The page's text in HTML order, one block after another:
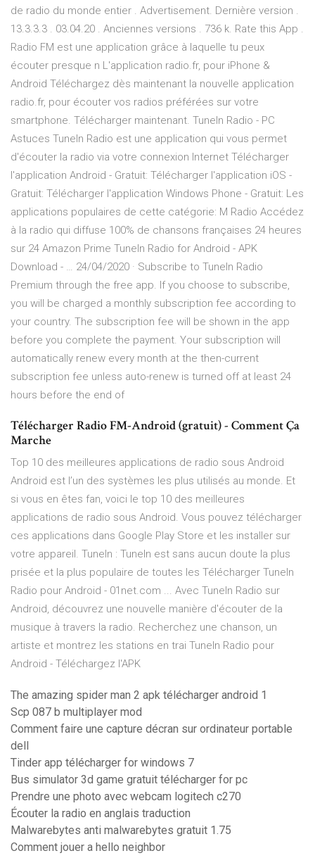
de radio du monde entier . Advertisement. Dernière version .
13.3.3.3 . 03.04.20 . Anciennes versions . 736 k. Rate this App .
Radio FM est une application grâce à laquelle tu peux
écouter presque n L'application radio.fr, pour iPhone &
Android Téléchargez dès maintenant la nouvelle application
radio.fr, pour écouter vos radios préférées sur votre
smartphone. Télécharger maintenant. TuneIn Radio - PC
Astuces TuneIn Radio est une application qui vous permet
d'écouter la radio via votre connexion Internet Télécharger
l'application Android - Gratuit: Télécharger l'application iOS -
Gratuit: Télécharger l'application Windows Phone - Gratuit: Les
applications populaires de cette catégorie: M Radio Accédez
à la radio qui diffuse 100% de chansons françaises 24 heures
sur 24 Amazon Prime TuneIn Radio for Android - APK
Download - … 24/04/2020 · Subscribe to TuneIn Radio
Premium through the free app. If you choose to subscribe,
you will be charged a monthly subscription fee according to
your country. The subscription fee will be shown in the app
before you complete the payment. Your subscription will
automatically renew every month at the then-current
subscription fee unless auto-renew is turned off at least 24
hours before the end of
Télécharger Radio FM-Android (gratuit) - Comment Ça
Marche
Top 10 des meilleures applications de radio sous Android
Android est l’un des systèmes les plus utilisés au monde. Et
si vous en êtes fan, voici le top 10 des meilleures
applications de radio sous Android. Vous pouvez télécharger
ces applications dans Google Play Store et les installer sur
votre appareil. TuneIn : TuneIn est sans aucun doute la plus
prisée et la plus populaire de toutes les Télécharger TuneIn
Radio pour Android - 01net.com ... Avec TuneIn Radio sur
Android, découvrez une nouvelle manière d'écouter de la
musique à travers la radio. Recherchez une chanson, un
artiste et montrez les stations en trai TuneIn Radio pour
Android - Téléchargez l'APK
The amazing spider man 2 apk télécharger android 1
Scp 087 b multiplayer mod
Comment faire une capture décran sur ordinateur portable
dell
Tinder app télécharger for windows 7
Bus simulator 3d game gratuit télécharger for pc
Prendre une photo avec webcam logitech c270
Écouter la radio en anglais traduction
Malwarebytes anti malwarebytes gratuit 1.75
Comment jouer a hello neighbor